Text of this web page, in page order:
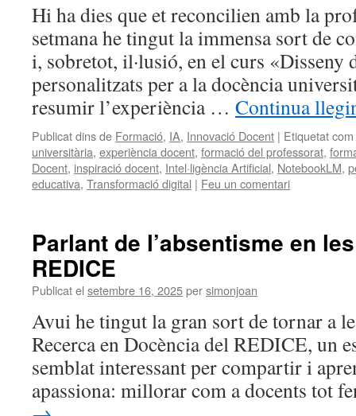
Hi ha dies que et reconcilien amb la
setmana he tingut la immensa sort de
i, sobretot, il·lusió, en el curs «Disseny
personalitzats per a la docència
resumir l’experiència … Continua
Publicat dins de Formació, IA, Innovació Docent | Etiquetat
universitària, experiència docent, formació del professorat,
Docent, inspiració docent, Intel·ligència Artificial, NotebookLM,
educativa, Transformació digital | Feu un comentari
Parlant de l’absentisme en
REDICE
Publicat el setembre 16, 2025persimonjoan
Avui he tingut la gran sort de tornar a
Recerca en Docència del REDICE, un
semblat interessant per compartir i
apassiona: millorar com a docents tot